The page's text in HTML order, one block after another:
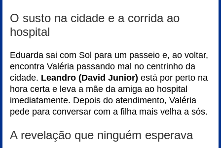
O susto na cidade e a corrida ao
hospital
Eduarda sai com Sol para um passeio e, ao voltar,
encontra Valéria passando mal no centrinho da
cidade. Leandro (David Junior) está por perto na
hora certa e leva a mãe da amiga ao hospital
imediatamente. Depois do atendimento, Valéria
pede para conversar com a filha mais velha a sós.
A revelação que ninguém esperava